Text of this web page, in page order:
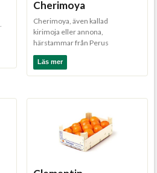
Cherimoya
Cherimoya, även kallad
kirimoja eller annona,
härstammar från Perus
höglänta tropiska områden, där
den ...
Läs mer